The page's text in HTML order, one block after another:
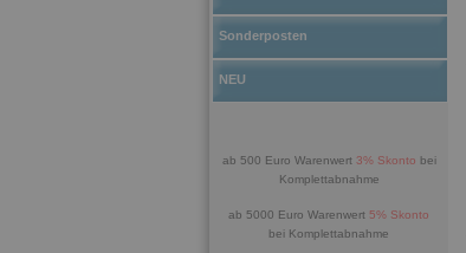
Sonderposten
NEU
ab 500 Euro Warenwert 3% Skonto bei
Komplettabnahme
ab 5000 Euro Warenwert 5% Skonto
bei Komplettabnahme